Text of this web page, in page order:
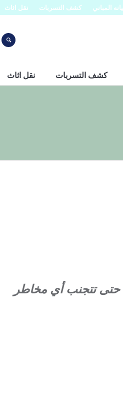
المباني كشف التسربات نقل اثاث
كشف التسربات نقل اثاث
تتجنب أي مخاطر